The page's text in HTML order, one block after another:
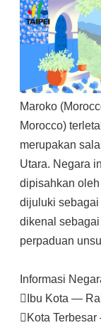
Maroko
Morocco)
merupakan
Utara. Negara
dipisahkan
dijuluki sebagai
dikenal sebagai
perpaduan
Informasi
Ibu Kota —
Kota